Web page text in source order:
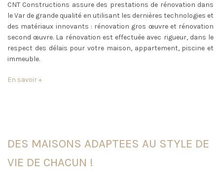
CNT Constructions assure des prestations de rénovation dans
le Var de grande qualité en utilisant les dernières technologies et
des matériaux innovants : rénovation gros œuvre et rénovation
second œuvre. La rénovation est effectuée avec rigueur, dans le
respect des délais pour votre maison, appartement, piscine et
immeuble.
En savoir +
DES MAISONS ADAPTEES AU STYLE DE
VIE DE CHACUN !